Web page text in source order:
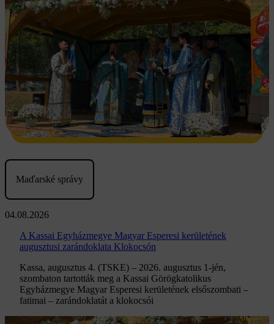
Maďarské správy
04.08.2026
A Kassai Egyházmegye Magyar Esperesi kerületének
augusztusi zarándoklata Klokocsón
Kassa, augusztus 4. (TSKE) – 2026. augusztus 1-jén,
szombaton tartották meg a Kassai Görögkatolikus
Egyházmegye Magyar Esperesi kerületének elsőszombati –
fatimai – zarándoklatát a klokocsói